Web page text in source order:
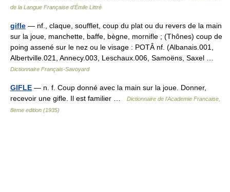
de la Langue Française d'Émile Littré
gifle — nf., claque, soufflet, coup du plat ou du revers de la main
sur la joue, manchette, baffe, bègne, mornifle ; (Thônes) coup de
poing assené sur le nez ou le visage : POTÂ nf. (Albanais.001,
Albertville.021, Annecy.003, Leschaux.006, Samoëns, Saxel …
Dictionnaire Français-Savoyard
GIFLE — n. f. Coup donné avec la main sur la joue. Donner,
recevoir une gifle. Il est familier …
Dictionnaire de l'Academie Francaise,
8eme edition (1935)